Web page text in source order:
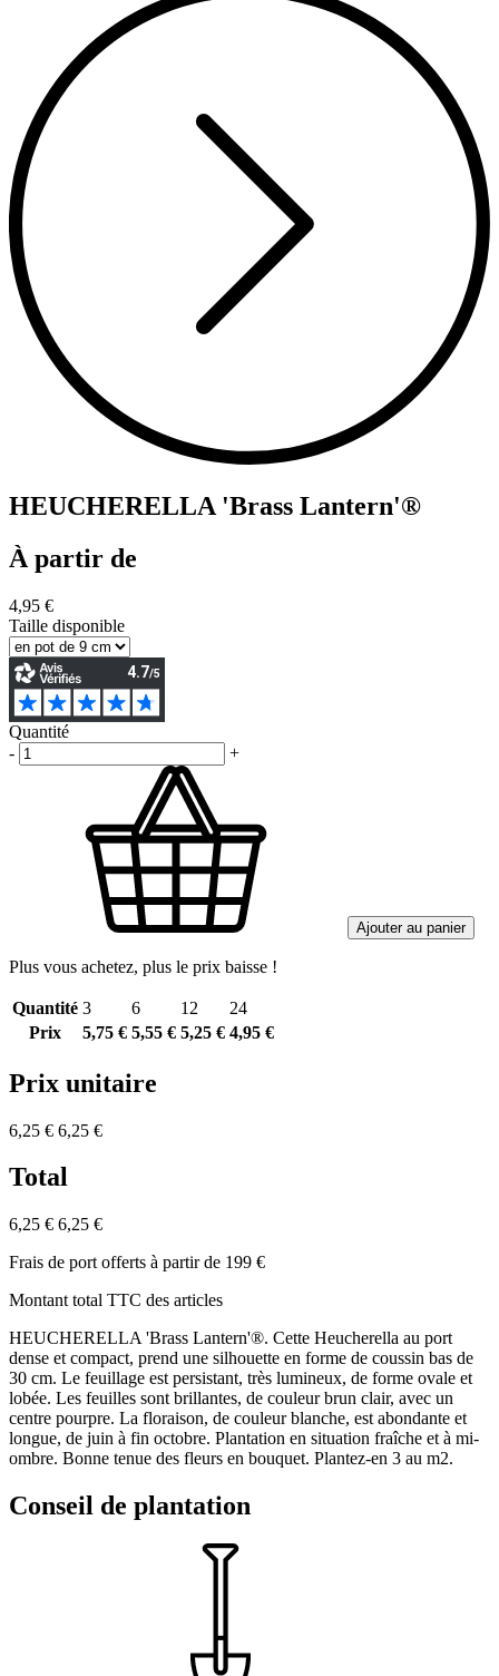
HEUCHERELLA 'Brass Lantern'®
À partir de
4,95 €
Taille disponible
Quantité
-
+
Ajouter au panier
Plus vous achetez, plus le prix baisse !
Quantité 3 6 12
24
Prix
5,75 € 5,55 € 5,25 € 4,95 €
Prix unitaire
6,25 € 6,25 €
Total
6,25 € 6,25 €
Frais de port offerts à partir de 199 €
Montant total TTC des articles
HEUCHERELLA 'Brass Lantern'®. Cette Heucherella au port
dense et compact, prend une silhouette en forme de coussin bas de
30 cm. Le feuillage est persistant, très lumineux, de forme ovale et
lobée. Les feuilles sont brillantes, de couleur brun clair, avec un
centre pourpre. La floraison, de couleur blanche, est abondante et
longue, de juin à fin octobre. Plantation en situation fraîche et à mi-
ombre. Bonne tenue des fleurs en bouquet. Plantez-en 3 au m2.
Conseil de plantation